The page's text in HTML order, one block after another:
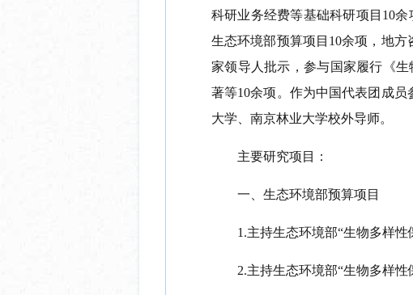
科研业务经费等基础科研项目10
生态环境部预算项目10余项，地
家领导人批示，参与国家履行《
著等10余项。作为中国代表团成
大学、南京林业大学校外导师。
主要研究项目：
一、生态环境部预算项目
1.主持生态环境部“生物多样性
2.主持生态环境部“生物多样性